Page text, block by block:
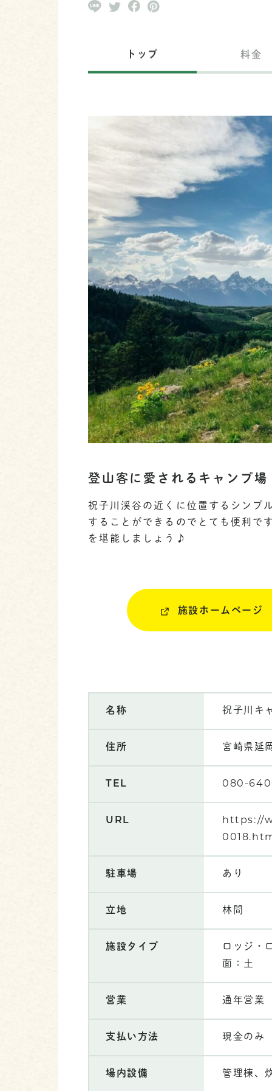
トップ 料金
登山客に愛されるキャンプ場
祝子川渓谷の近くに位置するシンプ
することができるのでとても便利で
を堪能しましょう♪
施設ホームページ
名称 祝子川キ
住所 宮崎県延
TEL 080-
URL
https://
駐車場 あり
立地 林間
施設タイプ
ロッジ・
面：土
営業 通年営業
支払い方法 現金のみ
場内設備 管理棟、